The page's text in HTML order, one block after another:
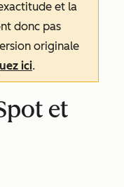
et la
donc pas
originale
ici.
et